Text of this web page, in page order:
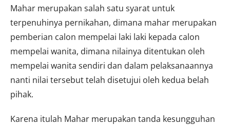
Mahar merupakan salah satu syarat untuk
terpenuhinya pernikahan, dimana mahar merupakan
pemberian calon mempelai laki laki kepada calon
mempelai wanita, dimana nilainya ditentukan oleh
mempelai wanita sendiri dan dalam pelaksanaannya
nanti nilai tersebut telah disetujui oleh kedua belah
pihak.
Karena itulah Mahar merupakan tanda kesungguhan